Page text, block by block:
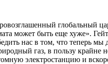
глобальный
может быть еще хуже».
нас в том, что теперь
газ, в пользу
электростанцию ​​и